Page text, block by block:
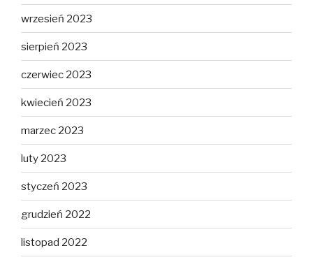
wrzesień 2023
sierpień 2023
czerwiec 2023
kwiecień 2023
marzec 2023
luty 2023
styczeń 2023
grudzień 2022
listopad 2022